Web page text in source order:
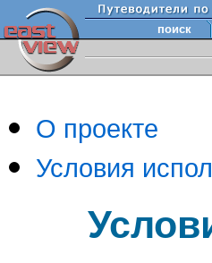
поиск
О проекте
Условия